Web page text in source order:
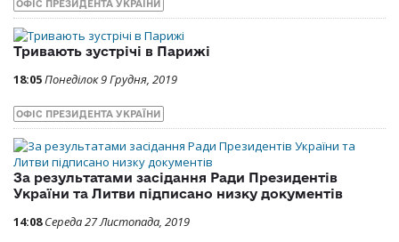
ОФІС ПРЕЗИДЕНТА УКРАЇНИ
Тривають зустрічі в Парижі
18:05Понеділок 9 Грудня, 2019
ОФІС ПРЕЗИДЕНТА УКРАЇНИ
За результатами засідання Ради Президентів
України та Литви підписано низку документів
14:08 Середа 27 Листопада, 2019